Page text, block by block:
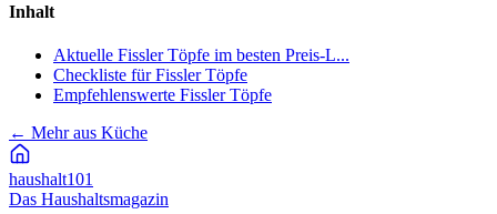
Inhalt
Aktuelle Fissler Töpfe im besten Preis-L...
Checkliste für Fissler Töpfe
Empfehlenswerte Fissler Töpfe
← Mehr aus Küche
haushalt101
Das Haushaltsmagazin